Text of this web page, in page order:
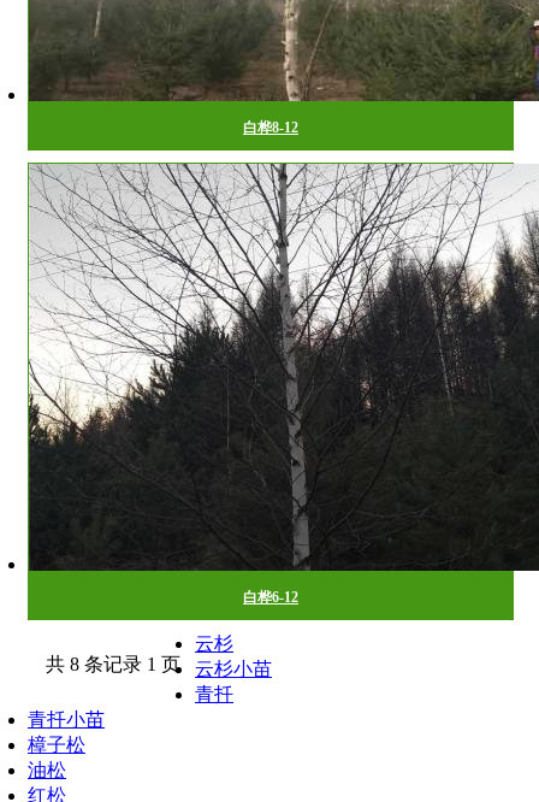
白桦8-12
白桦6-12
共 8 条记录 1 页
云杉
云杉小苗
青扦
青扦小苗
樟子松
油松
红松